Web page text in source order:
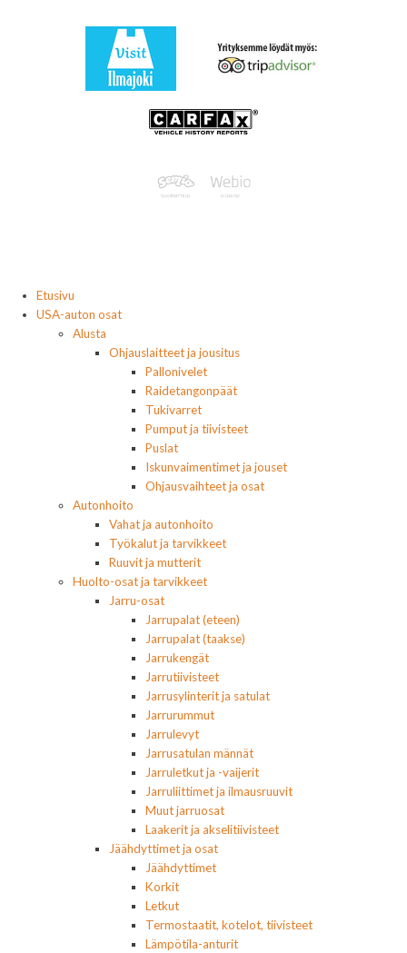
Etusivu
USA-auton osat
Alusta
Ohjauslaitteet ja jousitus
Pallonivelet
Raidetangonpäät
Tukivarret
Pumput ja tiivisteet
Puslat
Iskunvaimentimet ja jouset
Ohjausvaihteet ja osat
Autonhoito
Vahat ja autonhoito
Työkalut ja tarvikkeet
Ruuvit ja mutterit
Huolto-osat ja tarvikkeet
Jarru-osat
Jarrupalat (eteen)
Jarrupalat (taakse)
Jarrukengät
Jarrutiivisteet
Jarrusylinterit ja satulat
Jarrurummut
Jarrulevyt
Jarrusatulan männät
Jarruletkut ja -vaijerit
Jarruliittimet ja ilmausruuvit
Muut jarruosat
Laakerit ja akselitiivisteet
Jäähdyttimet ja osat
Jäähdyttimet
Korkit
Letkut
Termostaatit, kotelot, tiivisteet
Lämpötila-anturit